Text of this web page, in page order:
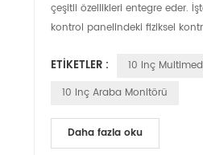
çeşitli özellikleri entegre eder.
kontrol panelindeki fiziksel
ETIKETLER : 10 Inç
10 Inç Araba Monitörü
Daha fazla oku